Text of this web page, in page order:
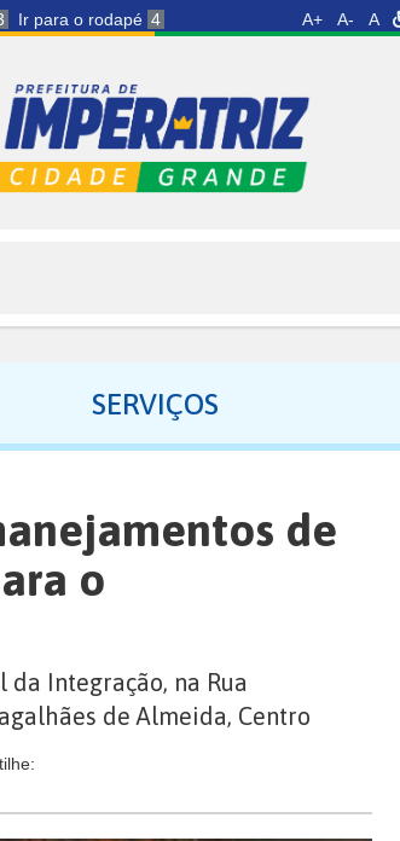
Ir para o rodapé 4 A+ A- A
SERVIÇOS
de
o
Integração, na Rua
de Almeida, Centro